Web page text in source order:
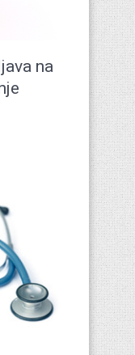
na